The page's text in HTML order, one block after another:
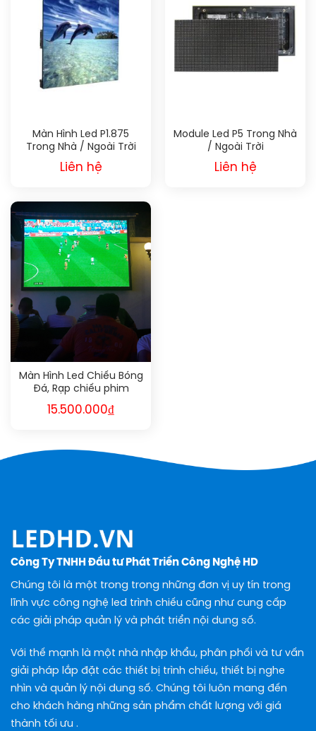
Màn Hình Led P1.875
Trong Nhà / Ngoài Trời
Liên hệ
Module Led P5 Trong Nhà
/ Ngoài Trời
Liên hệ
Màn Hình Led Chiếu Bóng
Đá, Rạp chiếu phim
15.500.000₫
Công Ty TNHH Đầu tư Phát Triển Công Nghệ HD
Chúng tôi là một trong trong những đơn vị uy tín trong
lĩnh vực công nghệ led trình chiếu cũng như cung cấp
các giải pháp quản lý và phát triển nội dung số.
Với thế mạnh là một nhà nhập khẩu, phân phối và tư vấn
giải pháp lắp đặt các thiết bị trình chiếu, thiết bị nghe
nhìn và quản lý nội dung số. Chúng tôi luôn mang đến
cho khách hàng những sản phẩm chất lượng với giá
thành tối ưu .